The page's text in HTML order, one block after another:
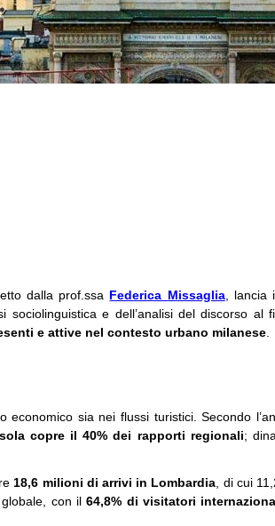
dalla prof.ssa Federica Missaglia, lancia
e dell’analisi del discorso al
e attive nel contesto urbano milanese
sia nei flussi turistici. Secondo
copre il 40% dei rapporti regionali;
18,6 milioni di arrivi in Lombardia , di cui
globale, con il64,8% di visitatori